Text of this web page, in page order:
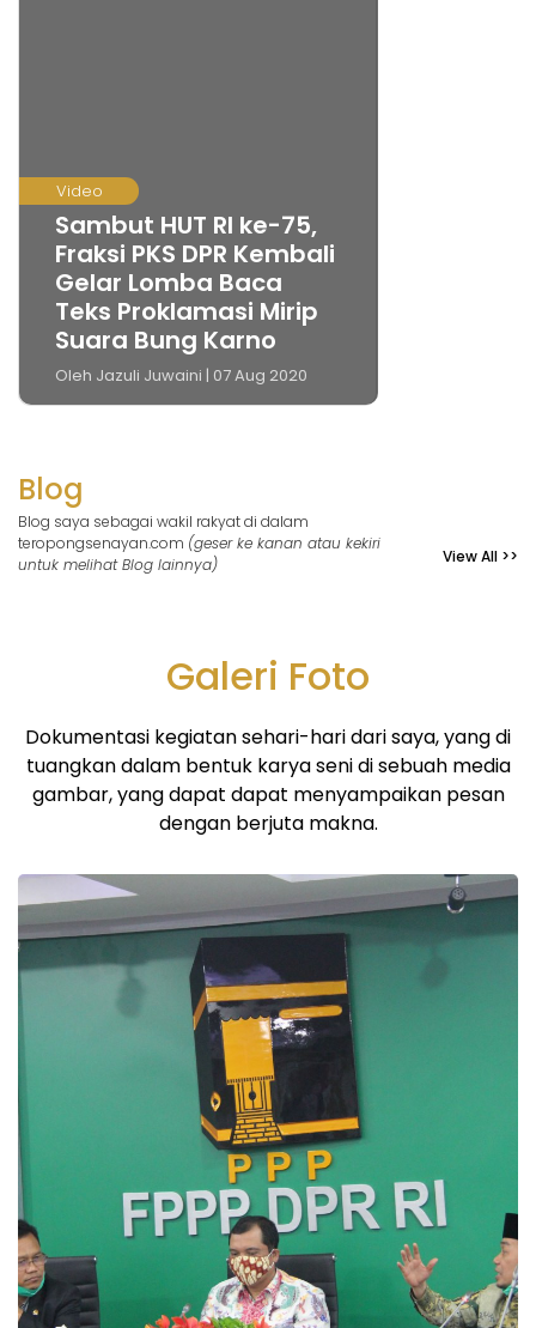
Video
Sambut HUT RI ke-75,
Fraksi PKS DPR Kembali
Gelar Lomba Baca
Teks Proklamasi Mirip
Suara Bung Karno
Oleh Jazuli Juwaini | 07 Aug 2020
Blog
Blog saya sebagai wakil rakyat di dalam
teropongsenayan.com (geser ke kanan atau kekiri
untuk melihat Blog lainnya)
View All >>
Galeri Foto
Dokumentasi kegiatan sehari-hari dari saya, yang di
tuangkan dalam bentuk karya seni di sebuah media
gambar, yang dapat dapat menyampaikan pesan
dengan berjuta makna.